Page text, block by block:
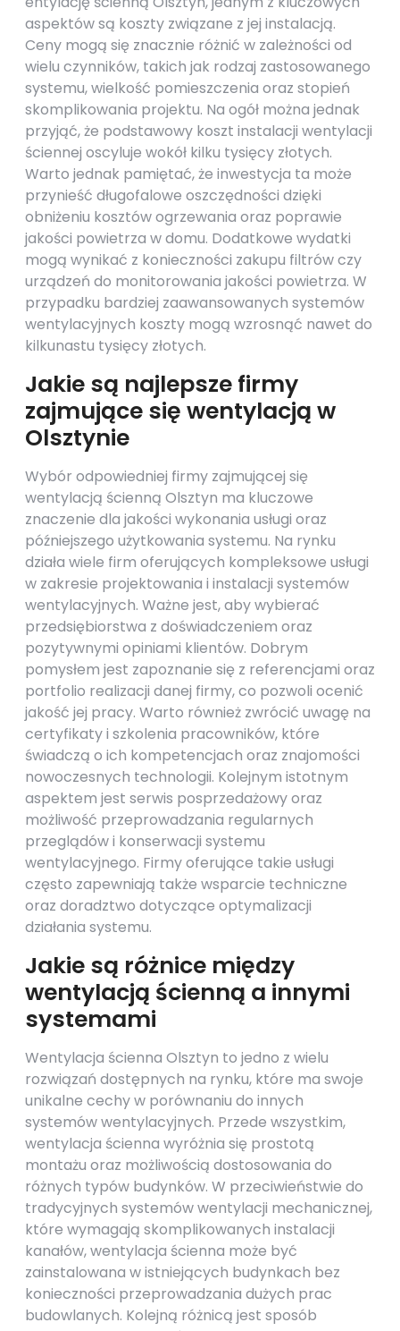
aspektów są koszty związane z jej instalacją.
Ceny mogą się znacznie różnić w zależności od
wielu czynników, takich jak rodzaj zastosowanego
systemu, wielkość pomieszczenia oraz stopień
skomplikowania projektu. Na ogół można jednak
przyjąć, że podstawowy koszt instalacji wentylacji
ściennej oscyluje wokół kilku tysięcy złotych.
Warto jednak pamiętać, że inwestycja ta może
przynieść długofalowe oszczędności dzięki
obniżeniu kosztów ogrzewania oraz poprawie
jakości powietrza w domu. Dodatkowe wydatki
mogą wynikać z konieczności zakupu filtrów czy
urządzeń do monitorowania jakości powietrza. W
przypadku bardziej zaawansowanych systemów
wentylacyjnych koszty mogą wzrosnąć nawet do
kilkunastu tysięcy złotych.
Jakie są najlepsze firmy
zajmujące się wentylacją w
Olsztynie
Wybór odpowiedniej firmy zajmującej się
wentylacją ścienną Olsztyn ma kluczowe
znaczenie dla jakości wykonania usługi oraz
późniejszego użytkowania systemu. Na rynku
działa wiele firm oferujących kompleksowe usługi
w zakresie projektowania i instalacji systemów
wentylacyjnych. Ważne jest, aby wybierać
przedsiębiorstwa z doświadczeniem oraz
pozytywnymi opiniami klientów. Dobrym
pomysłem jest zapoznanie się z referencjami oraz
portfolio realizacji danej firmy, co pozwoli ocenić
jakość jej pracy. Warto również zwrócić uwagę na
certyfikaty i szkolenia pracowników, które
świadczą o ich kompetencjach oraz znajomości
nowoczesnych technologii. Kolejnym istotnym
aspektem jest serwis posprzedażowy oraz
możliwość przeprowadzania regularnych
przeglądów i konserwacji systemu
wentylacyjnego. Firmy oferujące takie usługi
często zapewniają także wsparcie techniczne
oraz doradztwo dotyczące optymalizacji
działania systemu.
Jakie są różnice między
wentylacją ścienną a innymi
systemami
Wentylacja ścienna Olsztyn to jedno z wielu
rozwiązań dostępnych na rynku, które ma swoje
unikalne cechy w porównaniu do innych
systemów wentylacyjnych. Przede wszystkim,
wentylacja ścienna wyróżnia się prostotą
montażu oraz możliwością dostosowania do
różnych typów budynków. W przeciwieństwie do
tradycyjnych systemów wentylacji mechanicznej,
które wymagają skomplikowanych instalacji
kanałów, wentylacja ścienna może być
zainstalowana w istniejących budynkach bez
konieczności przeprowadzania dużych prac
budowlanych. Kolejną różnicą jest sposób